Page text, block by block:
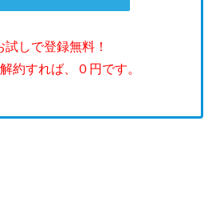
試しで登録無料！
約すれば、０円です。